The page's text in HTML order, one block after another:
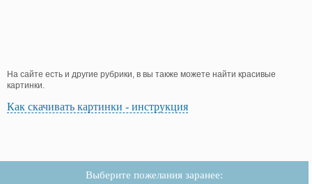
На сайте есть и другие рубрики, в вы также можете найти красивые
картинки.
Как скачивать картинки - инструкция
Выберите пожелания заранее: